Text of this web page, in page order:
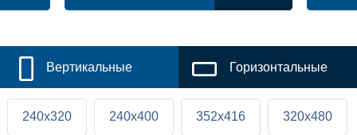
Вертикальные Горизонтальные
240x320 240x400 352x416 320x480